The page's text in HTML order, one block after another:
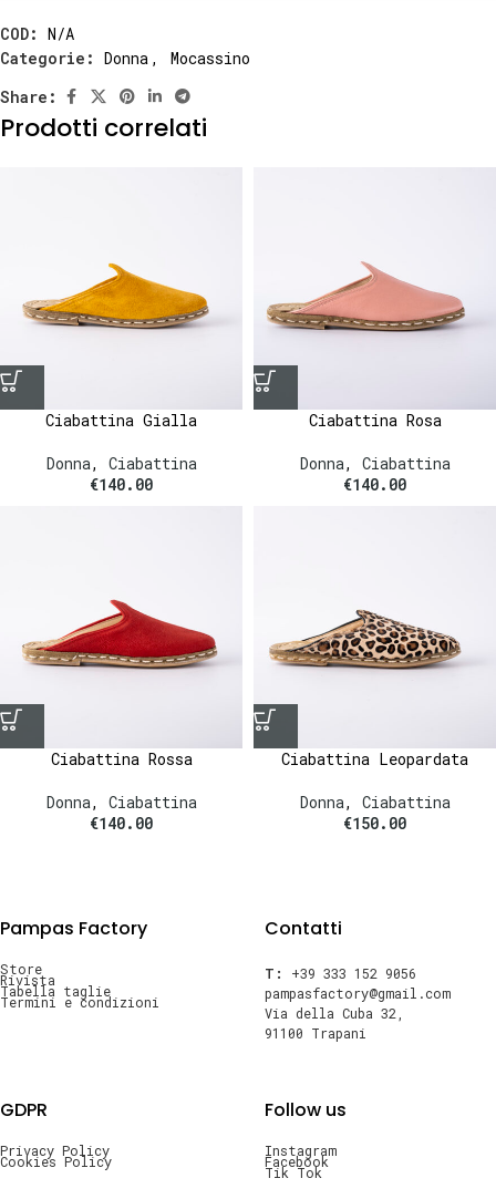
COD: N/A
Categorie: Donna ,
Mocassino
Share:
Prodotti correlati
Ciabattina Gialla
Donna, Ciabattina
€140.00
Ciabattina Rosa
Donna, Ciabattina
€140.00
Ciabattina Rossa
Donna, Ciabattina
€140.00
Ciabattina Leopardata
Donna, Ciabattina
€150.00
Pampas Factory
Store
Rivista
Tabella taglie
Termini e condizioni
Contatti
T:
+39 333 152 9056
pampasfactory@gmail.com
Via della Cuba 32,
91100 Trapani
GDPR
Privacy Policy
Cookies Policy
Follow us
Instagram
Facebook
Tik Tok